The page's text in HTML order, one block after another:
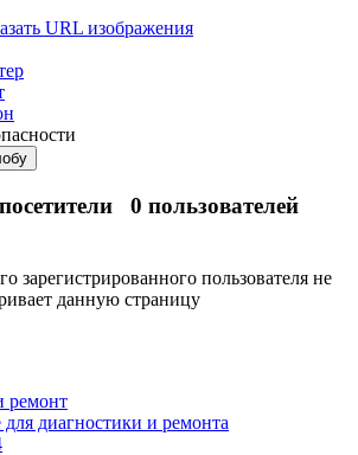
URL изображения
0 пользователей
зарегистрированного пользователя не
данную страницу
ремонт
диагностики и ремонта